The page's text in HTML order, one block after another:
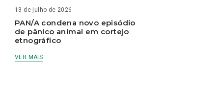
13 de julho de 2026
PAN/A condena novo episódio
de pânico animal em cortejo
etnográfico
VER MAIS